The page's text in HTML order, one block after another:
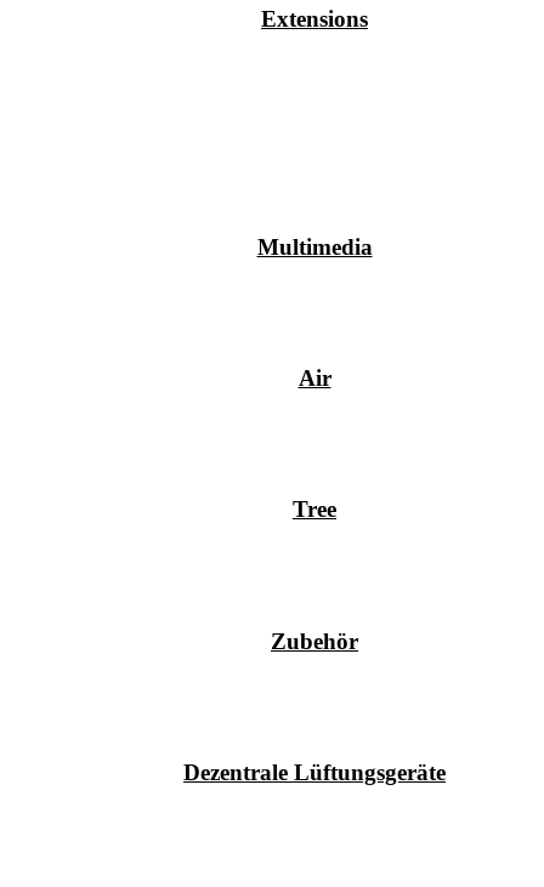
Extensions
Multimedia
Air
Tree
Zubehör
Dezentrale Lüftungsgeräte